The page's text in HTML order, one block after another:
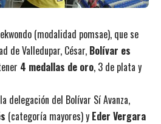
(modalidad pomsae), que se
de Valledupar, César, Bolívar es
4 medallas de oro, 3 de plata y
delegación del Bolívar Sí Avanza,
(categoría mayores) y Eder Vergara